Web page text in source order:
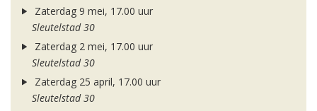
Zaterdag 9 mei, 17.00 uur
Sleutelstad 30
Zaterdag 2 mei, 17.00 uur
Sleutelstad 30
Zaterdag 25 april, 17.00 uur
Sleutelstad 30